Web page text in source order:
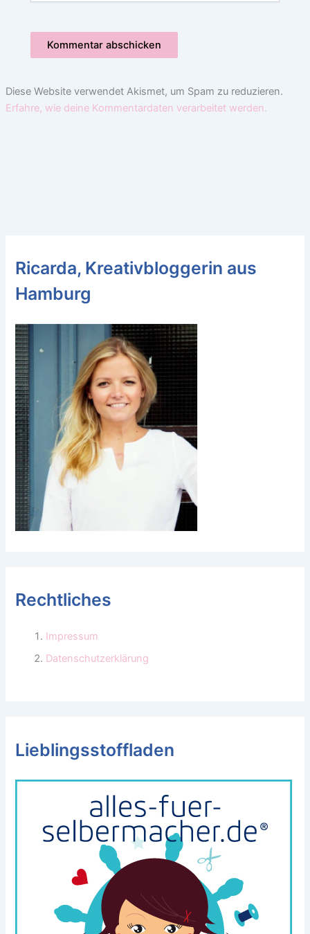
Diese Website verwendet Akismet, um Spam zu reduzieren.
Erfahre, wie deine Kommentardaten verarbeitet werden.
Ricarda, Kreativbloggerin aus
Hamburg
Rechtliches
Impressum
Datenschutzerklärung
Lieblingsstoffladen